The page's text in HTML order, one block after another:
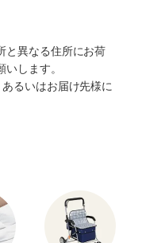
と異なる住所にお荷
します。
るいはお届け先様に